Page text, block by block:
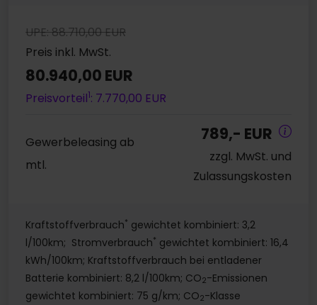
UPE: 88.710,00 EUR
Preis inkl. MwSt.
80.940,00 EUR
Preisvorteil1: 7.770,00 EUR
Gewerbeleasing ab
mtl.
789,- EUR
zzgl. MwSt. und
Zulassungskosten
Kraftstoffverbrauch* gewichtet kombiniert: 3,2
l/100km; Stromverbrauch* gewichtet kombiniert: 16,4
kWh/100km; Kraftstoffverbrauch bei entladener
Batterie kombiniert: 8,2 l/100km; CO2-Emissionen
gewichtet kombiniert: 75 g/km; CO2-Klasse